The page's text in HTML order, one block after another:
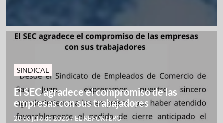
SINDICAL
El SEC agradece el compromiso de las
empresas con sus trabajadores
28 de julio de 2026/ EL REPORTERO